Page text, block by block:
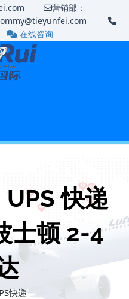
营销部：
tommy@tieyunfei.com
在线咨询
快递
士顿 2-4
快递